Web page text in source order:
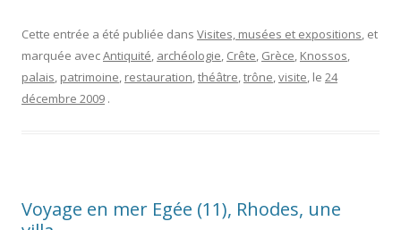
Cette entrée a été publiée dans Visites, musées et expositions, et
marquée avecAntiquité, archéologie, Crête, Grèce, Knossos,
palais, patrimoine, restauration,théâtre,trône,visite, le 24
décembre 2009 .
Voyage en mer Egée (11), Rhodes, une